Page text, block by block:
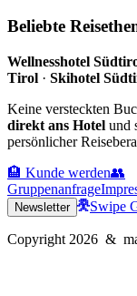
Beliebte
Wellnesshotel
Tirol · Skihotel
Keine versteckten
direkt ans Hotel und
persönlicher
🏨 Kunde werden👥
Gruppenanfrage
Newsletter Swipe
Copyright 2026 &